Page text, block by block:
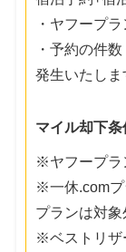
・ヤフープ
・予約の件
発生いたしま
マイル却下条
※ヤフープラ
※一休.comプ
プランは対象
※ベストリザ